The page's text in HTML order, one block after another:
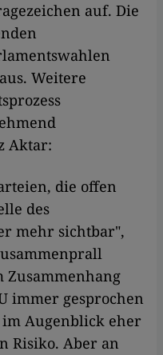
auf. Die
Weitere
Aktar:
die offen
des
mehr sichtbar",
Zusammenhang
immer gesprochen
Augenblick eher
Risiko. Aber an